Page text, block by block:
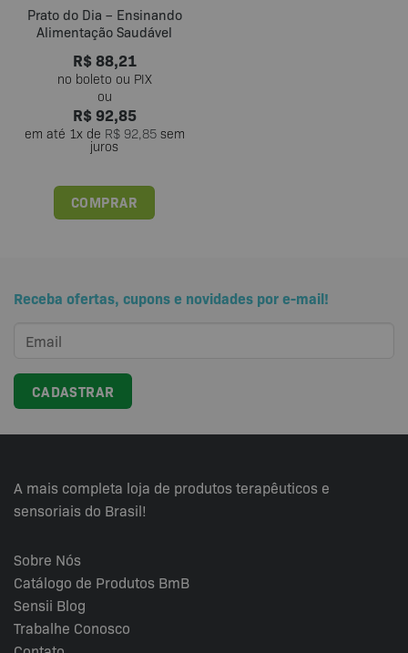
Prato do Dia – Ensinando
Alimentação Saudável
R$88,21
R$92,85
em até 1x de R$92,85sem
juros
COMPRAR
Receba ofertas, cupons e novidades por e-mail!
A mais completa loja de produtos terapêuticos e
sensoriais do Brasil!
Sobre Nós
Catálogo de Produtos BmB
Sensii Blog
Trabalhe Conosco